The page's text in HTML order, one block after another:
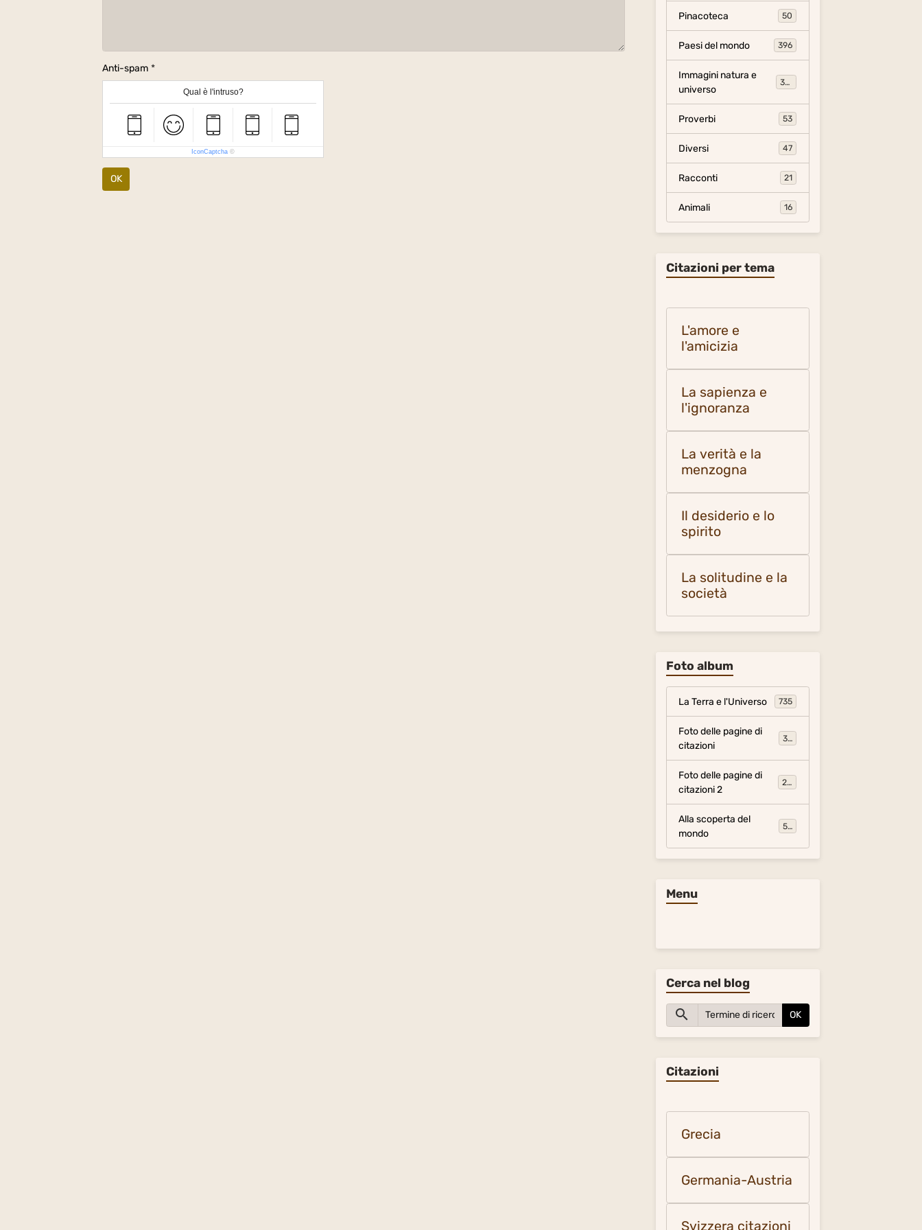
Anti-spam
Qual è l'intruso?
IconCaptcha ©
OK
Pinacoteca 50
Paesi del mondo 396
Immagini natura e
universo
306
Proverbi 53
Diversi 47
Racconti 21
Animali 16
Citazioni per tema
L'amore e
l'amicizia
La sapienza e
l'ignoranza
La verità e la
menzogna
Il desiderio e lo
spirito
La solitudine e la
società
Foto album
La Terra e l'Universo 735
Foto delle pagine di
citazioni
317
Foto delle pagine di
citazioni 2
281
Alla scoperta del
mondo
54
Menu
Cerca nel blog
OK
Citazioni
Grecia
Germania-Austria
Svizzera citazioni